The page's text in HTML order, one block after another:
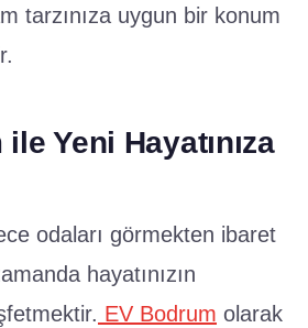
tarzınıza uygun bir konum
Yeni Hayatınıza
odaları görmekten ibaret
hayatınızın
EV Bodrum olarak